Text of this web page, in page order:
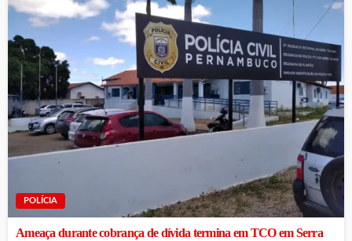
POLÍCIA
Ameaça durante cobrança de dívida termina em TCO em Serra